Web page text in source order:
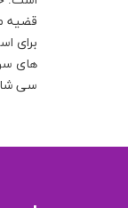
قضیه
برای
های
سی